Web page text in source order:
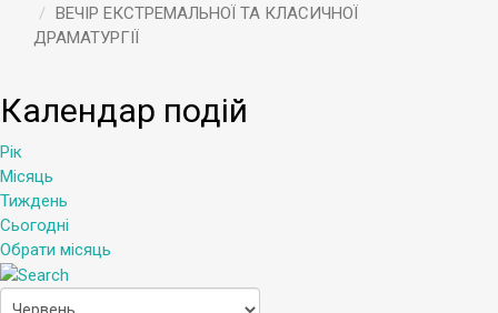
ВЕЧІР ЕКСТРЕМАЛЬНОЇ ТА КЛАСИЧНОЇ
ДРАМАТУРГІЇ
Календар подій
Рік
Місяць
Тиждень
Сьогодні
Обрати місяць